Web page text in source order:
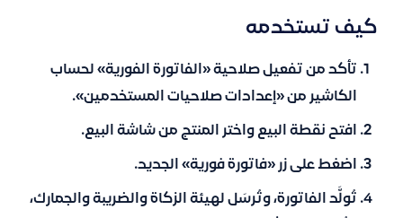
كيف تستخدمه
تأكد من تفعيل صلاحية «الفاتورة الفورية» لحساب
الكاشير من «إعدادات صلاحيات المستخدمين».
افتح نقطة البيع واختر المنتج من شاشة البيع.
اضغط على زر «فاتورة فورية» الجديد.
تُولَّد الفاتورة، وتُرسَل لهيئة الزكاة والضريبة والجمارك،